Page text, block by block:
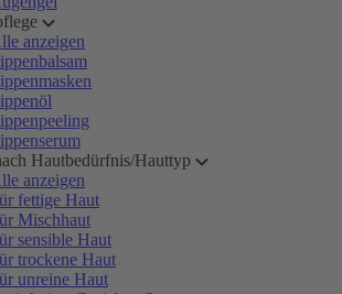
anzeigen
Hautbedürfnis/Hauttyp
anzeigen
fettige Haut
Mischhaut
sensible Haut
trockene Haut
unreine Haut